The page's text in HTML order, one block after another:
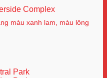
Complex
Park
màu xanh lam, màu lông